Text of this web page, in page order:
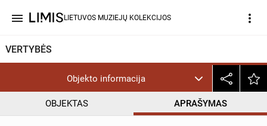
menu LIETUVOS MUZIEJŲ KOLEKCIJOS more_vert
VERTYBĖS
Objekto informacija
OBJEKTAS APRAŠYMAS